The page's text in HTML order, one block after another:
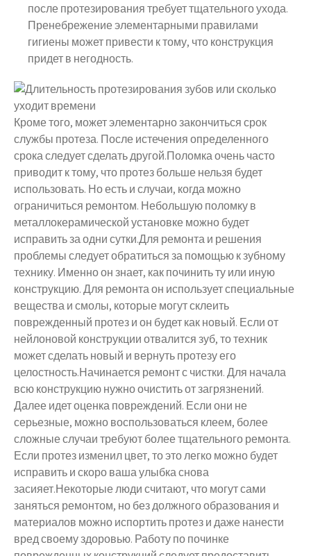
после протезирования требует тщательного ухода.
Пренебрежение элементарными правилами
гигиены может привести к тому, что конструкция
придет в негодность.
Кроме того, может элементарно закончиться срок
службы протеза. После истечения определенного
срока следует сделать другой.Поломка очень часто
приводит к тому, что протез больше нельзя будет
использовать. Но есть и случаи, когда можно
ограничиться ремонтом. Небольшую поломку в
металлокерамической установке можно будет
исправить за одни сутки.Для ремонта и решения
проблемы следует обратиться за помощью к зубному
технику. Именно он знает, как починить ту или иную
конструкцию. Для ремонта он использует специальные
вещества и смолы, которые могут склеить
поврежденный протез и он будет как новый. Если от
нейлоновой конструкции отвалится зуб, то техник
может сделать новый и вернуть протезу его
целостность.Начинается ремонт с чистки. Для начала
всю конструкцию нужно очистить от загрязнений.
Далее идет оценка повреждений. Если они не
серьезные, можно воспользоваться клеем, более
сложные случаи требуют более тщательного ремонта.
Если протез изменил цвет, то это легко можно будет
исправить и скоро ваша улыбка снова
засияет.Некоторые люди считают, что могут сами
заняться ремонтом, но без должного образования и
материалов можно испортить протез и даже нанести
вред своему здоровью. Работу по починке